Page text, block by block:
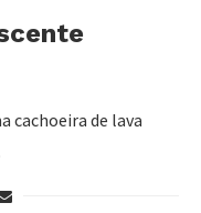
cachoeira de lava